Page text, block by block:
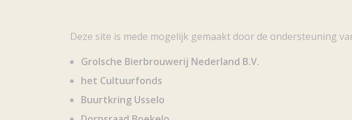
Deze site is mede mogelijk gemaakt door de ondersteuning
Grolsche Bierbrouwerij Nederland B.V.
het Cultuurfonds
Buurtkring Usselo